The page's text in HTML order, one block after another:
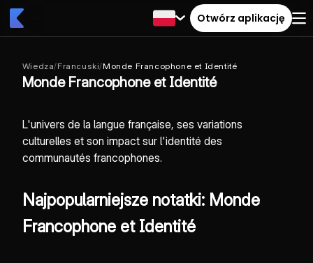
Otwórz aplikację
Wiedza/Francuski/Monde Francophone et Identité
Monde Francophone et Identité
L'univers de la langue française, ses variations
culturelles et son impact sur l'identité des
communautés francophones.
Najpopularniejsze notatki: Monde
Francophone et Identité